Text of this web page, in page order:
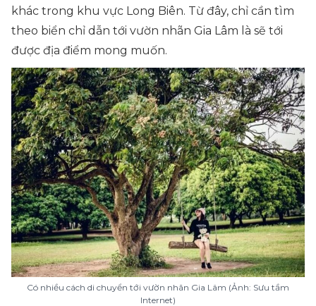
khác trong khu vực Long Biên. Từ đây, chỉ cần tìm
theo biển chỉ dẫn tới vườn nhãn Gia Lâm là sẽ tới
được địa điểm mong muốn.
Có nhiều cách di chuyển tới vườn nhãn Gia Lâm (Ảnh: Sưu tầm
Internet)